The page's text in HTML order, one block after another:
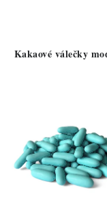
NOVÉ ZBOŽÍ
ZNAČKY
udKakaové válečky